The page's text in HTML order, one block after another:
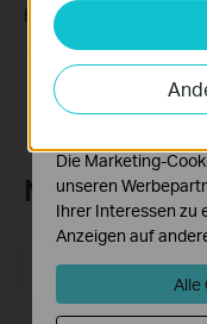
How to Improve Your
12-28-2012
Newsletter
E-Mail-Adresse
Analyse- und
Analyse-Cookies
auf unserer Website
Funktionsweise
Die Marketing-
unseren
Ihrer Interessen zu
Anzeigen auf
Alle